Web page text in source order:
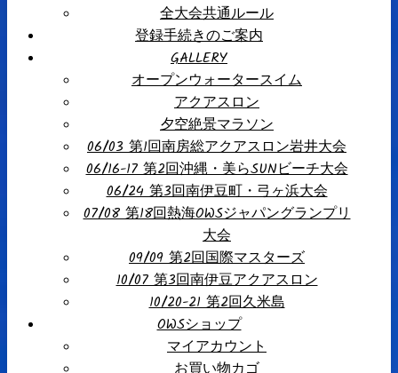
全大会共通ルール
登録手続きのご案内
GALLERY
オープンウォータースイム
アクアスロン
夕空絶景マラソン
06/03 第1回南房総アクアスロン岩井大会
06/16-17 第2回沖縄・美らSUNビーチ大会
06/24 第3回南伊豆町・弓ヶ浜大会
07/08 第18回熱海OWSジャパングランプリ
大会
09/09 第2回国際マスターズ
10/07 第3回南伊豆アクアスロン
10/20-21 第2回久米島
OWSショップ
マイアカウント